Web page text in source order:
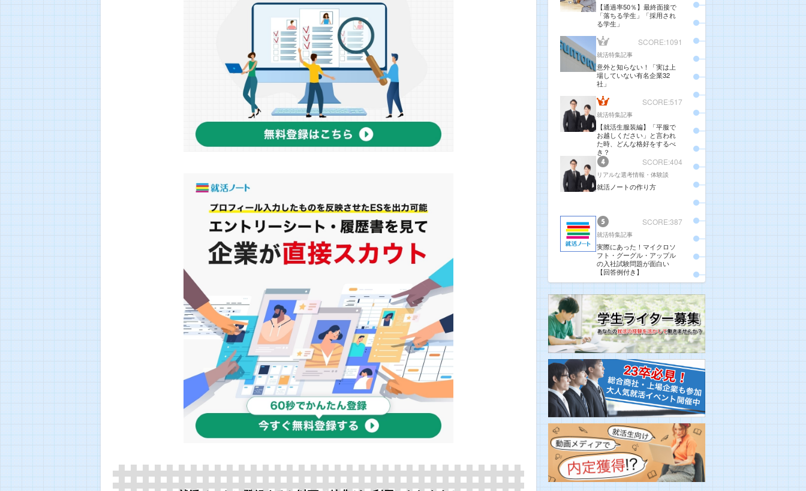
【通過率50％】最終面接で
「落ちる学生」「採用され
る学生」
SCORE:1091
就活特集記事
意外と知らない！「実は上
場していない有名企業32
社」
SCORE:517
就活特集記事
【就活生服装編】「平服で
お越しください」と言われ
た時、どんな格好をするべ
き？
SCORE:404
リアルな選考情報・体験談
就活ノートの作り方
SCORE:387
就活特集記事
実際にあった！マイクロソ
フト・グーグル・アップル
の入社試験問題が面白い
【回答例付き】